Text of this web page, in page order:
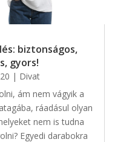
biztonságos,
gyors!
| Divat
ám nem vágyik a
ráadásul olyan
nem is tudna
Egyedi darabokra